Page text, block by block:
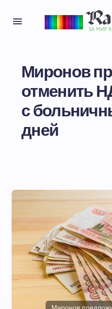
Миронов
отменить
с
дней